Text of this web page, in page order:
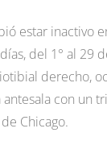
estar inactivo
del 1° al 29
derecho,
antesala con un
Chicago.